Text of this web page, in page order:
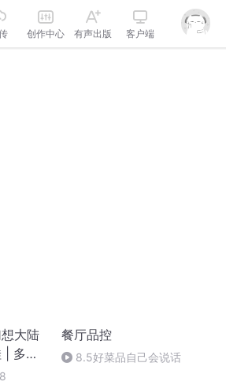
创作中心 有声出版 客户端
大陆
| 多人
餐厅品控
8.5好菜品自己会说话